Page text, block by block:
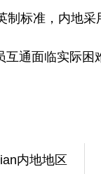
制标准，内地采
互通面临实际困
内地地区